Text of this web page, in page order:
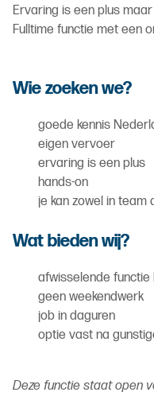
Ervaring is een plus
Fulltime functie met een
Wie zoeken we?
goede kennis
eigen vervoer
ervaring is een plus
hands-on
je kan zowel in team
Wat bieden wij?
afwisselende
geen weekendwerk
job in daguren
optie vast na
Deze functie staat open